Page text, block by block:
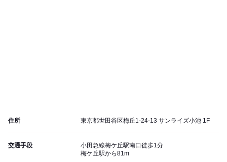
住所 東京都世田谷区梅丘1-24-13 サンライズ小池 1F
交通手段
小田急線梅ケ丘駅南口徒歩1分
梅ケ丘駅から81m